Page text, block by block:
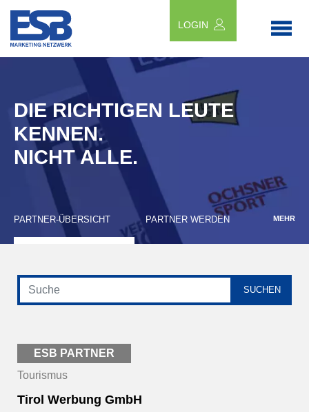
LOGIN
DIE RICHTIGEN LEUTE
KENNEN.
NICHT ALLE.
PARTNER-ÜBERSICHT PARTNER WERDEN MEHR
ESB PARTNER
Tourismus
Tirol Werbung GmbH